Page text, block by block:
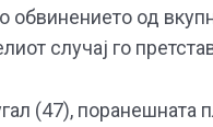
обвинението од
случај го
(47), поранешната